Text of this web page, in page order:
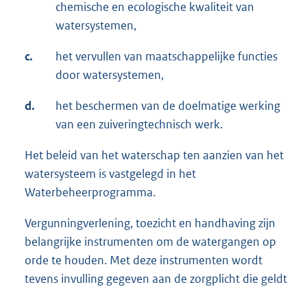
chemische en ecologische kwaliteit van
watersystemen,
c.
het vervullen van maatschappelijke functies
door watersystemen,
d.
het beschermen van de doelmatige werking
van een zuiveringtechnisch werk.
Het beleid van het waterschap ten aanzien van het
watersysteem is vastgelegd in het
Waterbeheerprogramma.
Vergunningverlening, toezicht en handhaving zijn
belangrijke instrumenten om de watergangen op
orde te houden. Met deze instrumenten wordt
tevens invulling gegeven aan de zorgplicht die geldt